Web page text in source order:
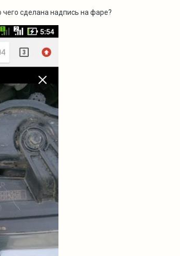
сделана надпись на фаре?